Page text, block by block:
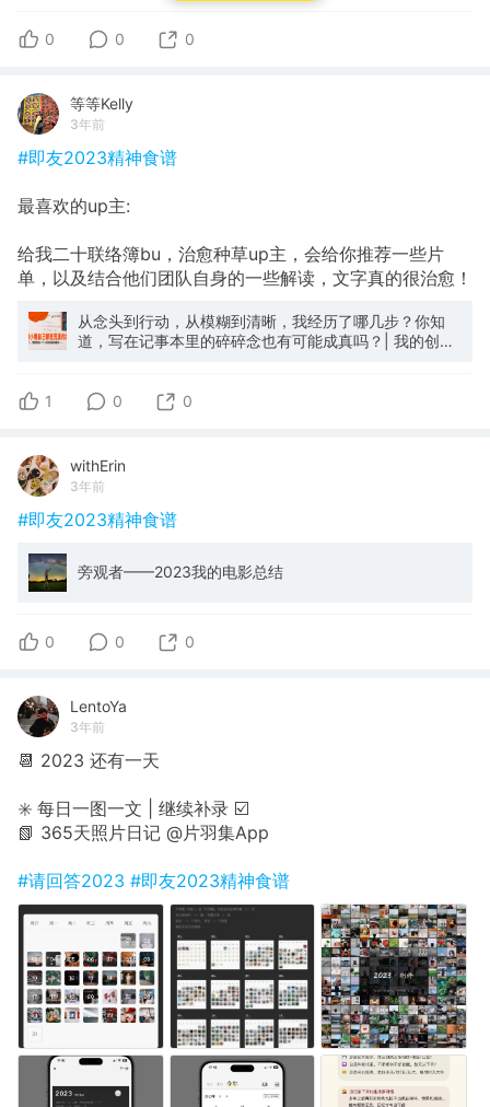
0 0 0
等等Kelly
3年前
#即友2023精神食谱
最喜欢的up主:
给我二十联络簿bu，治愈种草up主，会给你推荐一些片
单，以及结合他们团队自身的一些解读，文字真的很治愈！
从念头到行动，从模糊到清晰，我经历了哪几步？你知
道，写在记事本里的碎碎念也有可能成真吗？| 我的创业
1 0 0
withErin
3年前
#即友2023精神食谱
旁观者——2023我的电影总结
0 0 0
LentoYa
3年前
📆 2023 还有一天
✳️ 每日一图一文 | 继续补录 ☑️
📗 365天照片日记 @片羽集App
#请回答2023 #即友2023精神食谱